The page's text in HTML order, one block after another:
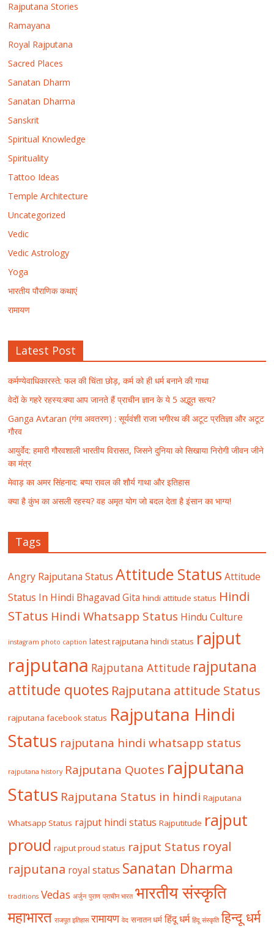
Rajputana Stories
Ramayana
Royal Rajputana
Sacred Places
Sanatan Dharm
Sanatan Dharma
Sanskrit
Spiritual Knowledge
Spirituality
Tattoo Ideas
Temple Architecture
Uncategorized
Vedic
Vedic Astrology
Yoga
भारतीय पौराणिक कथाएं
रामायण
Latest Post
कर्मण्येवाधिकारस्ते: फल की चिंता छोड़, कर्म को ही धर्म बनाने की गाथा
वेदों के गहरे रहस्य:क्या आप जानते हैं प्राचीन ज्ञान के ये 5 अद्भुत सत्य?
Ganga Avtaran (गंगा अवतरण) : सूर्यवंशी राजा भगीरथ की अटूट प्रतिज्ञा और अटूट
गौरव
आयुर्वेद: हमारी गौरवशाली भारतीय विरासत, जिसने दुनिया को सिखाया निरोगी जीवन जीने
का मंत्र
मेवाड़ का अमर सिंहनाद: बप्पा रावल की शौर्य गाथा और इतिहास
क्या है कुंभ का असली रहस्य? वह अमृत योग जो बदल देता है इंसान का भाग्य!
Tags
Angry Rajputana Status Attitude Status Attitude
Status In Hindi Bhagavad Gita hindi attitude status Hindi
STatus Hindi Whatsapp Status Hindu Culture
instagram photo caption latest rajputana hindi status rajput
rajputana Rajputana Attitude rajputana
attitude quotes Rajputana attitude Status
rajputana facebook status Rajputana Hindi
Status rajputana hindi whatsapp status
rajputana history Rajputana Quotes rajputana
Status Rajputana Status in hindi Rajputana
Whatsapp Status rajput hindi status Rajputitude rajput
proud rajput proud status rajput Status royal
rajputana royal status Sanatan Dharma
traditions Vedas अर्जुन पुराण प्राचीन भारत भारतीय संस्कृति
महाभारत राजपूत इतिहास रामायण वेद सनातन धर्म हिंदू धर्म हिंदू संस्कृति हिन्दू धर्म